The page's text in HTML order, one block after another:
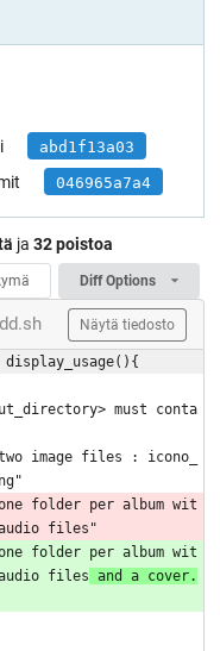
abd1f13a03
046965a7a4
ja 32 poistoa
Diff Options
Näytä tiedosto
display_usage(){
audio files"
audio files and a cover.